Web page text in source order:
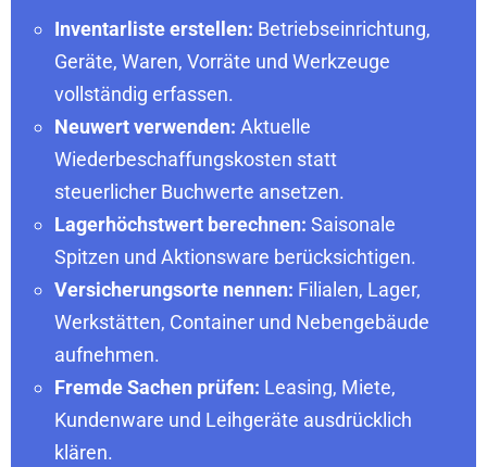
Inventarliste erstellen: Betriebseinrichtung,
Geräte, Waren, Vorräte und Werkzeuge
vollständig erfassen.
Neuwert verwenden: Aktuelle
Wiederbeschaffungskosten statt
steuerlicher Buchwerte ansetzen.
Lagerhöchstwert berechnen: Saisonale
Spitzen und Aktionsware berücksichtigen.
Versicherungsorte nennen: Filialen, Lager,
Werkstätten, Container und Nebengebäude
aufnehmen.
Fremde Sachen prüfen: Leasing, Miete,
Kundenware und Leihgeräte ausdrücklich
klären.